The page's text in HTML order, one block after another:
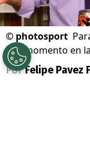
© photosport
mal momento en
Por Felipe Pavez